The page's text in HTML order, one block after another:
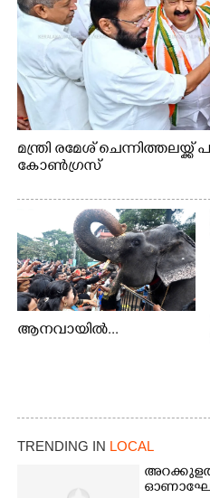
മന്ത്രി രമേശ് ചെന്നിത്തലയ്ക്ക്
കോൺഗ്രസ്
ആനവായിൽ...
TRENDING IN LOCAL